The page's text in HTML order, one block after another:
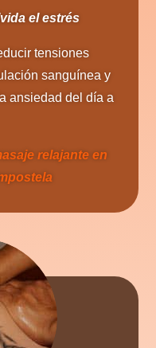
el estrés
tensiones
sanguínea y
ansiedad del día a
relajante en